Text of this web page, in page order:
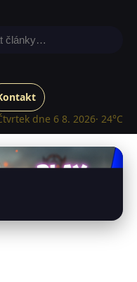
dne 6 8. 2026· 24°C